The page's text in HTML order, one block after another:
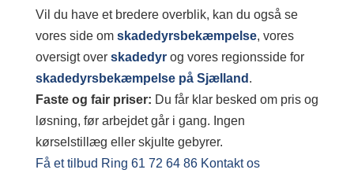
Vil du have et bredere overblik, kan du også se
vores side om skadedyrsbekæmpelse, vores
oversigt over skadedyrog vores regionsside for
skadedyrsbekæmpelse på Sjælland .
Faste og fair priser: Du får klar besked om pris og
løsning, før arbejdet går i gang. Ingen
kørselstillæg eller skjulte gebyrer.
Få et tilbud Ring 61 72 64 86 Kontakt os